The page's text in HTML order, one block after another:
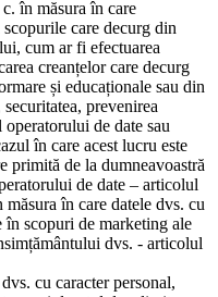
în măsura în care
scopurile care decurg din
cum ar fi efectuarea
creanțelor care decurg
și educaționale sau din
prevenirea
de date sau
în care acest lucru este
primită de la dumneavoastră
de date – articolul
în care datele dvs. cu
în scopuri de marketing ale
dvs. - articolul
cu caracter personal,